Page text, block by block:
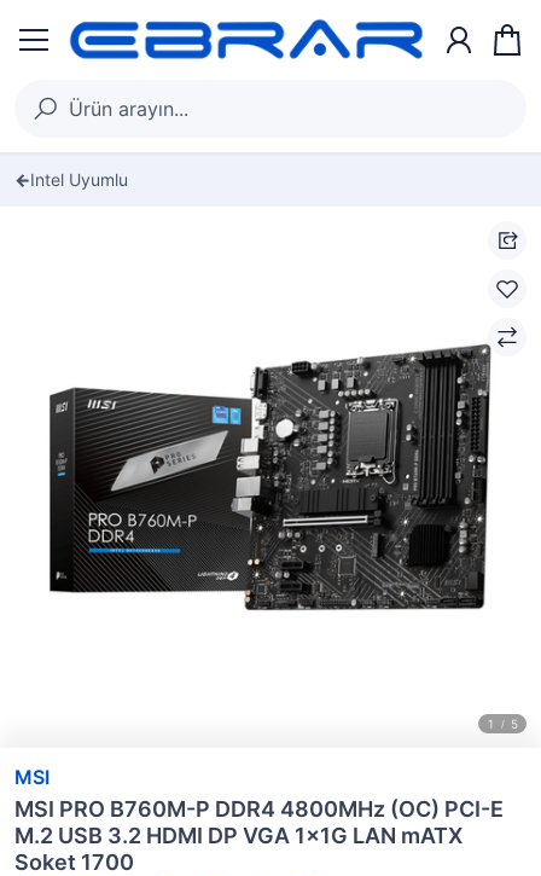
Intel Uyumlu
MSI
MSI PRO B760M-P DDR4 4800MHz (OC) PCI-E
M.2 USB 3.2 HDMI DP VGA 1x1G LAN mATX
Soket 1700